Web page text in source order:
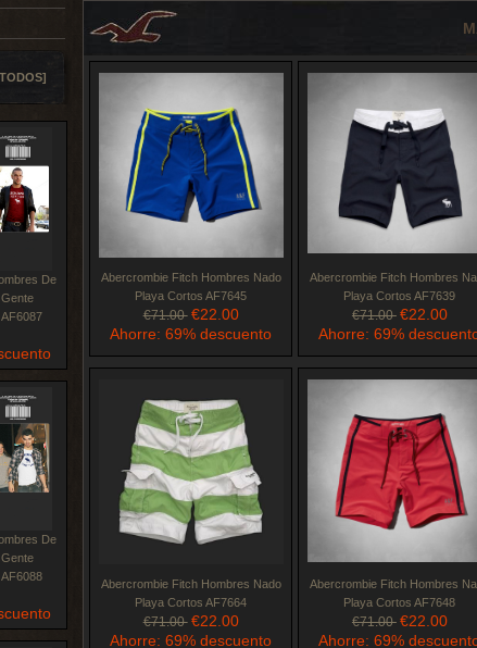
De
De
Abercrombie Fitch Hombres Nado
Playa Cortos AF7645
€71.00 €22.00
Ahorre: 69% descuento
Abercrombie Fitch Hombres
Playa Cortos AF7639
€71.00 €22.00
Ahorre: 69%
Abercrombie Fitch Hombres Nado
Playa Cortos AF7664
€71.00 €22.00
Ahorre: 69% descuento
Abercrombie Fitch Hombres
Playa Cortos AF7648
€71.00 €22.00
Ahorre: 69%